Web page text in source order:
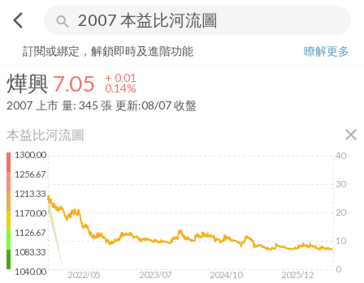
arrow_back_ios search
燁興 + 0.14%
訂閱或綁定，解鎖即時及進階功能
瞭解更多
燁興 7.05 + 0.01
0.14%
2007 上市 量: 345 張 更新:08/07 收盤
本益比河流圖 close
1300.00
1256.67
1213.33
1170.00
1126.67
1083.33
1040.00
2022/05 2023/07 2024/10 2025/12
0
10
20
30
40